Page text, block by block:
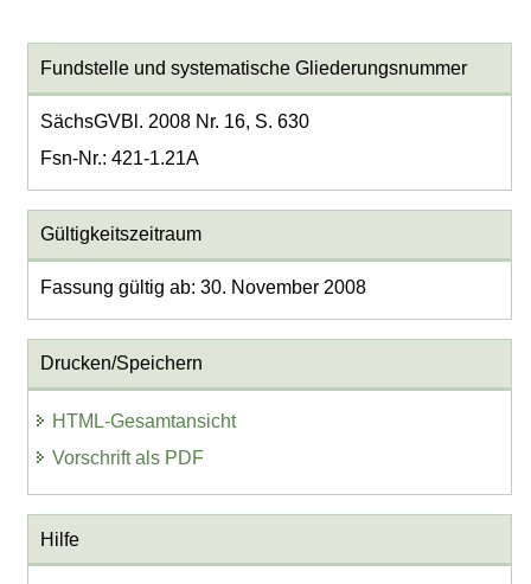
Fundstelle und systematische Gliederungsnummer
SächsGVBl. 2008 Nr. 16, S. 630
Fsn-Nr.: 421-1.21A
Gültigkeitszeitraum
Fassung gültig ab: 30. November 2008
Drucken/Speichern
HTML-Gesamtansicht
Vorschrift als PDF
Hilfe